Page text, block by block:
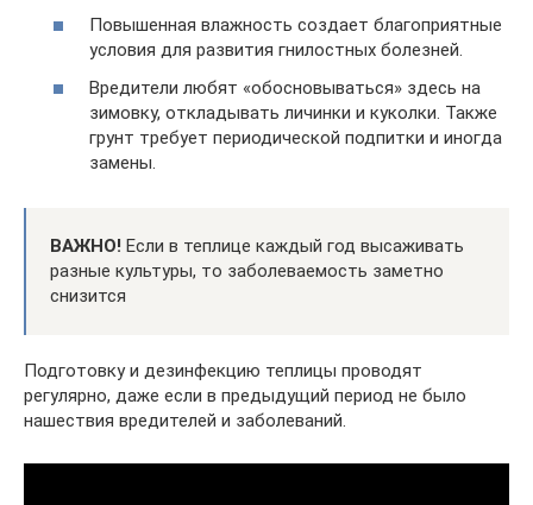
Повышенная влажность создает благоприятные
условия для развития гнилостных болезней.
Вредители любят «обосновываться» здесь на
зимовку, откладывать личинки и куколки. Также
грунт требует периодической подпитки и иногда
замены.
ВАЖНО! Если в теплице каждый год высаживать
разные культуры, то заболеваемость заметно
снизится
Подготовку и дезинфекцию теплицы проводят
регулярно, даже если в предыдущий период не было
нашествия вредителей и заболеваний.